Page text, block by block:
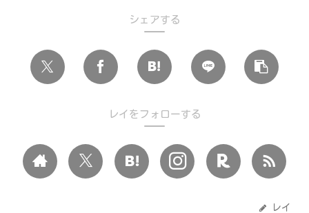
シェアする
レイをフォローする
レイ